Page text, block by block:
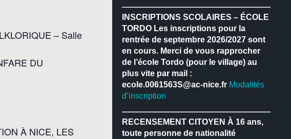
– Salle
DU
À NICE, LES
INSCRIPTIONS SCOLAIRES – ÉCOLE
TORDOLes inscriptions pour la
rentrée de septembre 2026/2027 sont
en cours. Merci de vous rapprocher
de l’école Tordo (pour le village) au
plus vite par mail :
ecole.0061563S@ac-nice.fr Modalités
d’inscription
RECENSEMENT CITOYEN À 16 ans,
toute personne de nationalité